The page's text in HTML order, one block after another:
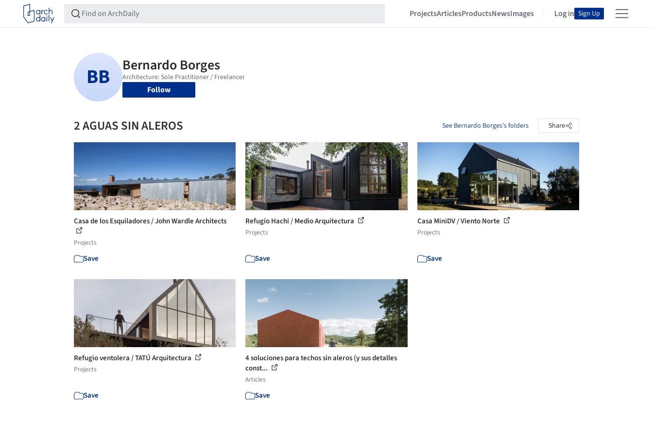
ProjectsArticlesProductsNewsImages Log in Sign Up
Follow
2 AGUAS SIN ALEROS See Bernardo Borges's folders Share
Casa de los Esquiladores / John Wardle Architects
Projects
Save
Refugio Hachi / Medio Arquitectura
Projects
Save
Casa MiniDV / Viento Norte
Projects
Save
Refugio ventolera / TATÚ Arquitectura
Projects
Save
4 soluciones para techos sin aleros (y sus detalles
const...
Articles
Save